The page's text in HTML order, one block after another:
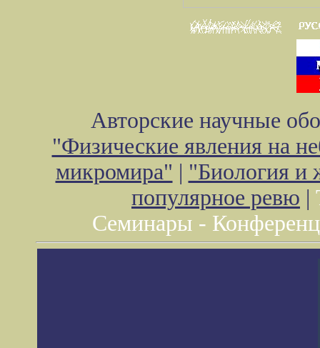
Авторские научные
"Физические явления на
микромира" | "Биология и
популярное ревю |
Семинары -